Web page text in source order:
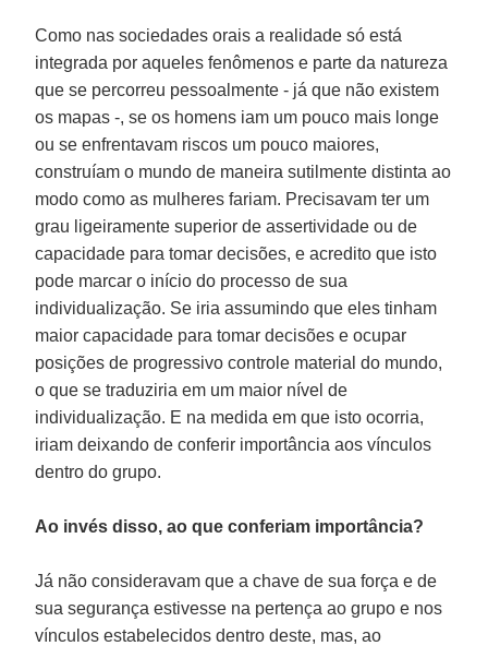
Como nas sociedades orais a realidade só está
integrada por aqueles fenômenos e parte da natureza
que se percorreu pessoalmente - já que não existem
os mapas -, se os homens iam um pouco mais longe
ou se enfrentavam riscos um pouco maiores,
construíam o mundo de maneira sutilmente distinta ao
modo como as mulheres fariam. Precisavam ter um
grau ligeiramente superior de assertividade ou de
capacidade para tomar decisões, e acredito que isto
pode marcar o início do processo de sua
individualização. Se iria assumindo que eles tinham
maior capacidade para tomar decisões e ocupar
posições de progressivo controle material do mundo,
o que se traduziria em um maior nível de
individualização. E na medida em que isto ocorria,
iriam deixando de conferir importância aos vínculos
dentro do grupo.
Ao invés disso, ao que conferiam importância?
Já não consideravam que a chave de sua força e de
sua segurança estivesse na pertença ao grupo e nos
vínculos estabelecidos dentro deste, mas, ao